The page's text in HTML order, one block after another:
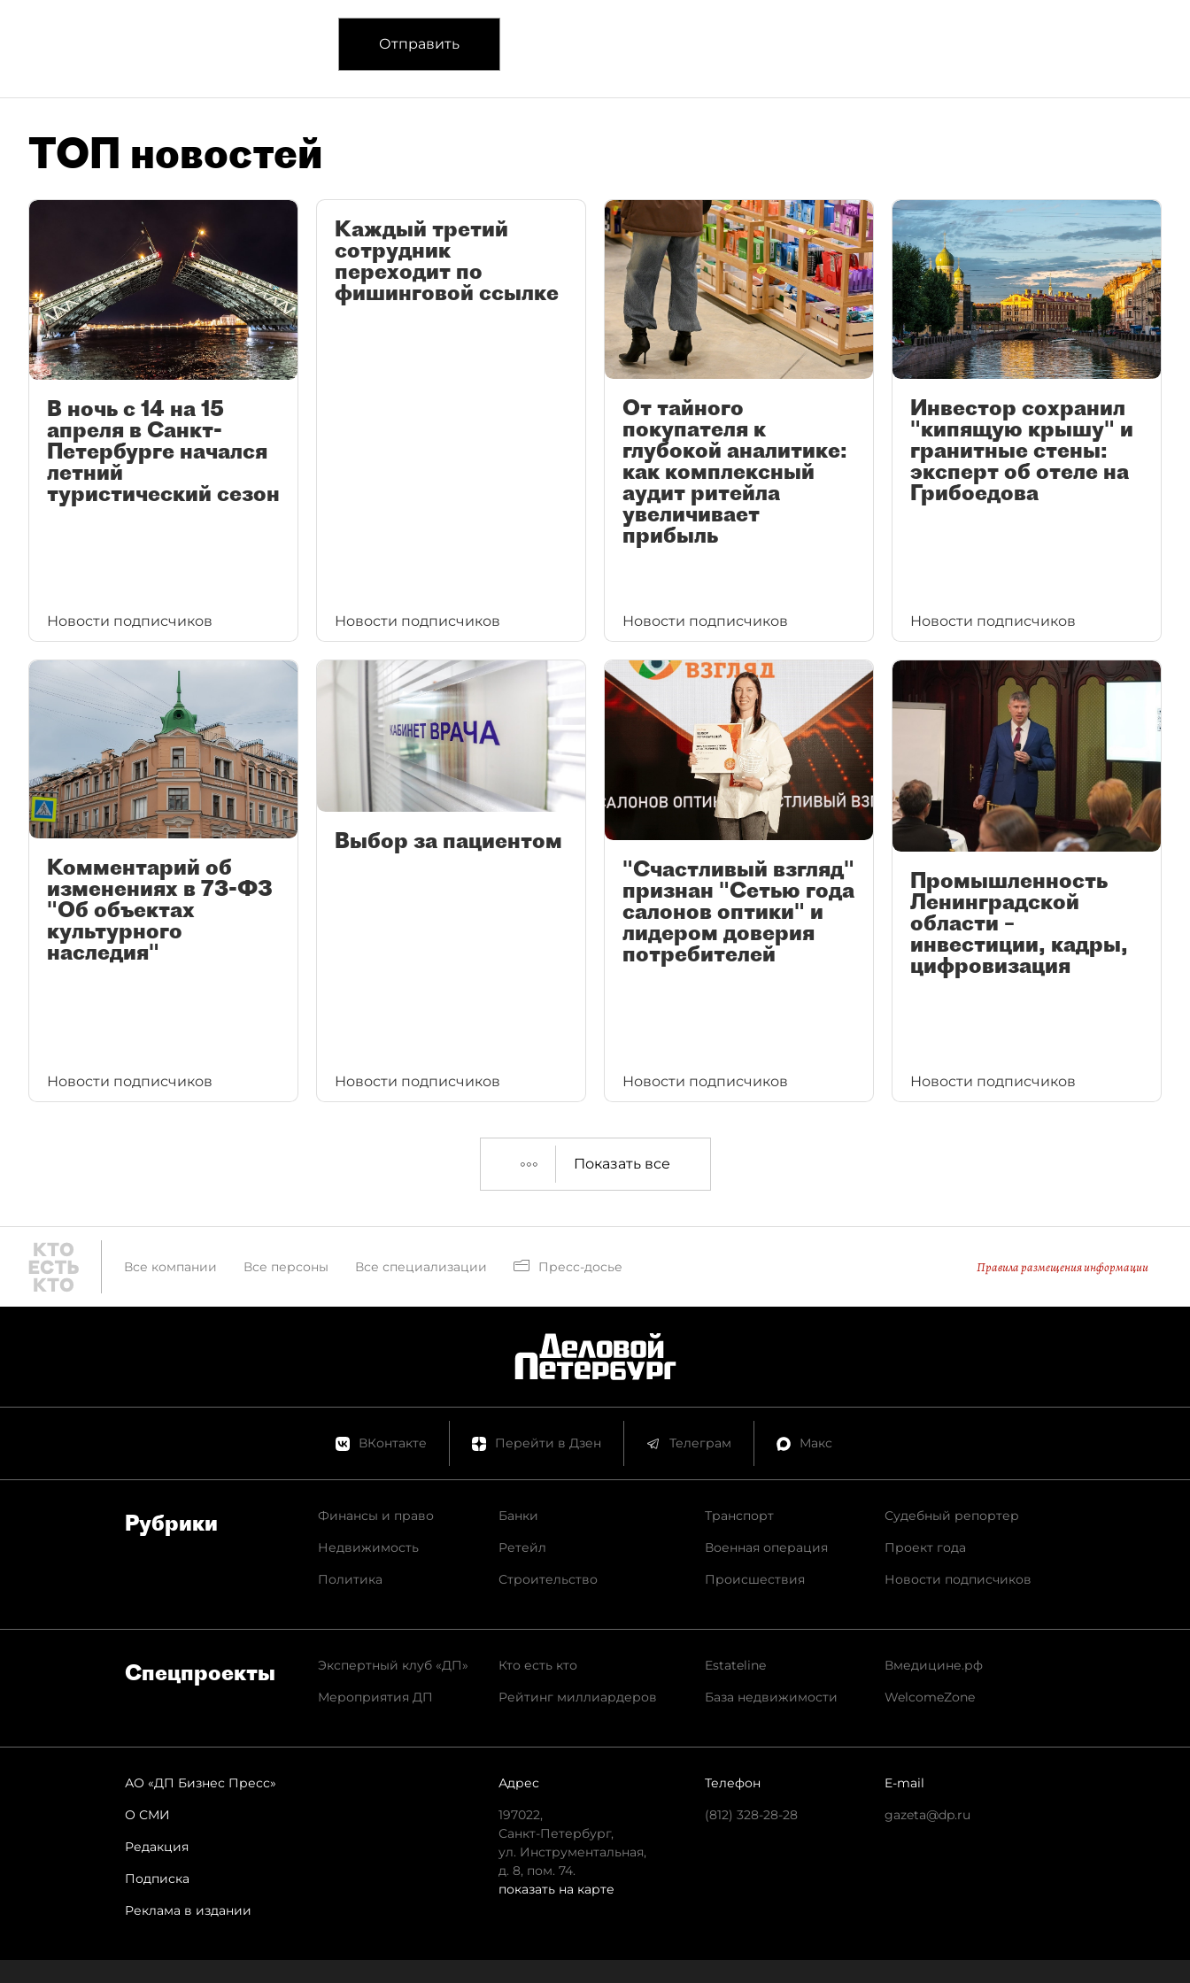
Отправить
ТОП новостей
В ночь с 14 на 15
апреля в Санкт-
Петербурге начался
летний
туристический сезон
Новости подписчиков
Каждый третий
сотрудник
переходит по
фишинговой ссылке
Новости подписчиков
От тайного
покупателя к
глубокой аналитике:
как комплексный
аудит ритейла
увеличивает
прибыль
Новости подписчиков
Инвестор сохранил
"кипящую крышу" и
гранитные стены:
эксперт об отеле на
Грибоедова
Новости подписчиков
Комментарий об
изменениях в 73-ФЗ
"Об объектах
культурного
наследия"
Новости подписчиков
Выбор за пациентом
Новости подписчиков
"Счастливый взгляд"
признан "Сетью года
салонов оптики" и
лидером доверия
потребителей
Новости подписчиков
Промышленность
Ленинградской
области –
инвестиции, кадры,
цифровизация
Новости подписчиков
Показать все
Все компании Все персоны Все специализации Пресс-досье Правила размещения информации
ВКонтакте Перейти в Дзен Телеграм Макс
Рубрики
Финансы и право
Недвижимость
Политика
Банки
Ретейл
Строительство
Транспорт
Военная операция
Происшествия
Судебный репортер
Проект года
Новости подписчиков
Спец­проекты
Экспертный клуб «ДП»
Мероприятия ДП
Кто есть кто
Рейтинг миллиардеров
Estateline
База недвижимости
Вмедицине.рф
WelcomeZone
АО «ДП Бизнес Пресс»
О СМИ
Редакция
Подписка
Реклама в издании
Адрес
197022,
Санкт-Петербург,
ул. Инструментальная,
д. 8, пом. 74.
показать на карте
Телефон
(812) 328-28-28
E-mail
gazeta@dp.ru